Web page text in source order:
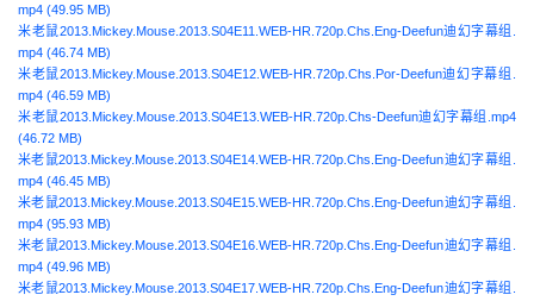
mp4 (49.95 MB)
米老鼠2013.Mickey.Mouse.2013.S04E11.WEB-HR.720p.Chs.Eng-Deefun迪幻字幕组.
mp4 (46.74 MB)
米老鼠2013.Mickey.Mouse.2013.S04E12.WEB-HR.720p.Chs.Por-Deefun迪幻字幕组.
mp4 (46.59 MB)
米老鼠2013.Mickey.Mouse.2013.S04E13.WEB-HR.720p.Chs-Deefun迪幻字幕组.mp4
(46.72 MB)
米老鼠2013.Mickey.Mouse.2013.S04E14.WEB-HR.720p.Chs.Eng-Deefun迪幻字幕组.
mp4 (46.45 MB)
米老鼠2013.Mickey.Mouse.2013.S04E15.WEB-HR.720p.Chs.Eng-Deefun迪幻字幕组.
mp4 (95.93 MB)
米老鼠2013.Mickey.Mouse.2013.S04E16.WEB-HR.720p.Chs.Eng-Deefun迪幻字幕组.
mp4 (49.96 MB)
米老鼠2013.Mickey.Mouse.2013.S04E17.WEB-HR.720p.Chs.Eng-Deefun迪幻字幕组.